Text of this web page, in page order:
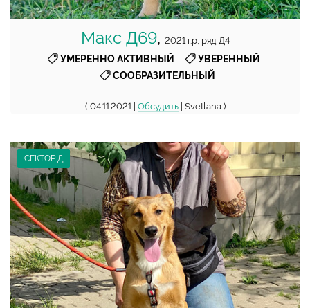
Макс Д69, 2021 г.р, ряд Д4
УМЕРЕННО АКТИВНЫЙ
УВЕРЕННЫЙ
СООБРАЗИТЕЛЬНЫЙ
( 04.11.2021 | Обсудить| Svetlana )
СЕКТОР Д